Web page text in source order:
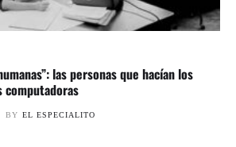
las personas que hacían los
computadoras
BY EL ESPECIALITO